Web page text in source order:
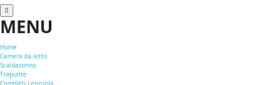
MENU
Home
Camera da letto
Scaldasonno
Trapunte